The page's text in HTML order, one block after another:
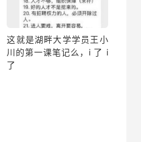
这就是湖畔大学学员王小
川的第一课笔记么，i 了 i
了